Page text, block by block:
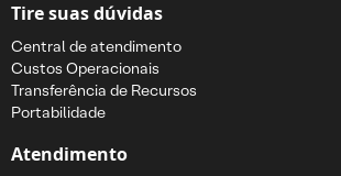
Tire suas dúvidas
Central de atendimento
Custos Operacionais
Transferência de Recursos
Portabilidade
Atendimento